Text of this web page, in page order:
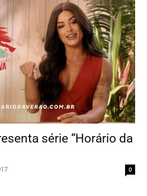
série “Horário da
0